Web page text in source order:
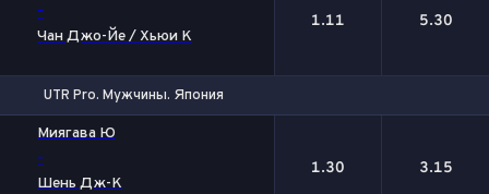
-
Чан Джо-Йе / Хьюи К
1.11 5.30
UTR Pro. Мужчины. Япония
Миягава Ю
-
Шень Дж-К
1.30 3.15